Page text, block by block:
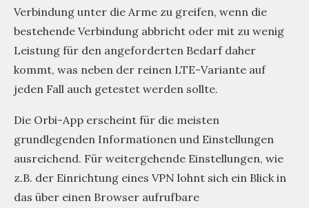
Verbindung unter die Arme zu greifen, wenn die
bestehende Verbindung abbricht oder mit zu wenig
Leistung für den angeforderten Bedarf daher
kommt, was neben der reinen LTE-Variante auf
jeden Fall auch getestet werden sollte.
Die Orbi-App erscheint für die meisten
grundlegenden Informationen und Einstellungen
ausreichend. Für weitergehende Einstellungen, wie
z.B. der Einrichtung eines VPN lohnt sich ein Blick in
das über einen Browser aufrufbare